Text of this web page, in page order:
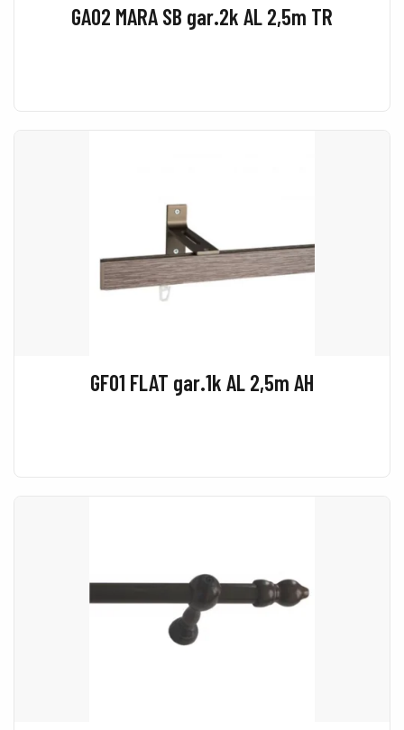
GA02 MARA SB gar.2k AL 2,5m TR
GF01 FLAT gar.1k AL 2,5m AH